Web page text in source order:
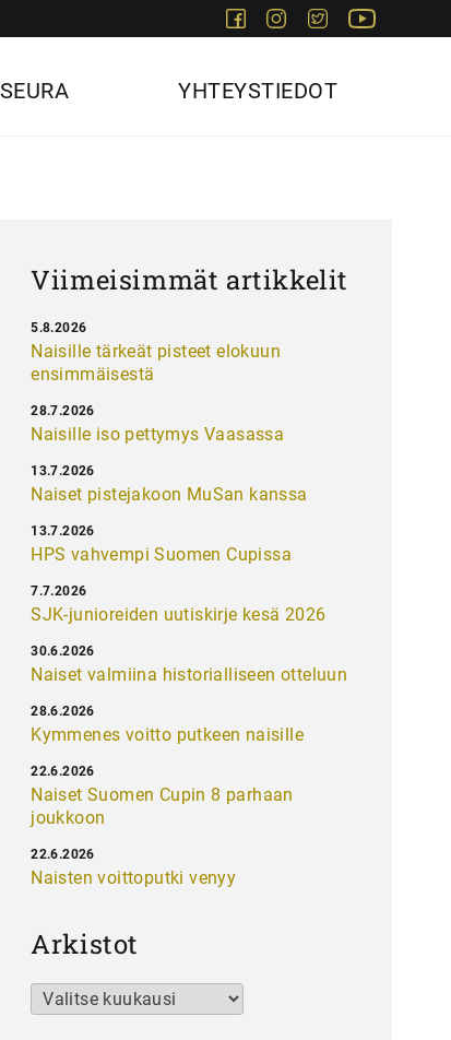
FacebookInstagram
Twitter
SEURA YHTEYSTIEDOT
Viimeisimmät artikkelit
Naisille tärkeät pisteet elokuun
ensimmäisestä
5.8.2026
Naisille iso pettymys Vaasassa
28.7.2026
Naiset pistejakoon MuSan kanssa
13.7.2026
HPS vahvempi Suomen Cupissa
13.7.2026
SJK-junioreiden uutiskirje kesä 2026
7.7.2026
Naiset valmiina historialliseen otteluun
30.6.2026
Kymmenes voitto putkeen naisille
28.6.2026
Naiset Suomen Cupin 8 parhaan
joukkoon
22.6.2026
Naisten voittoputki venyy
22.6.2026
Arkistot
Arkistot